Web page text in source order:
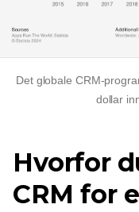
Det globale CRM-
dollar
Hvorfor
CRM for